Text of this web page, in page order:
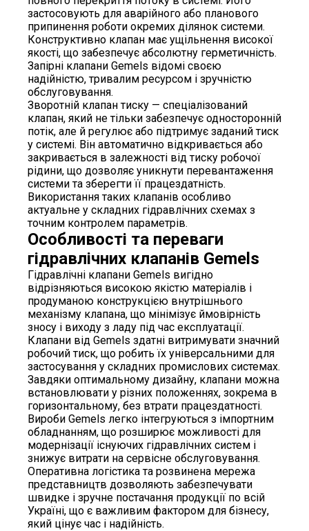
застосовують для аварійного або планового
припинення роботи окремих ділянок системи.
Конструктивно клапан має ущільнення високої
якості, що забезпечує абсолютну герметичність.
Запірні клапани Gemels відомі своєю
надійністю, тривалим ресурсом і зручністю
обслуговування.
Зворотній клапан тиску — спеціалізований
клапан, який не тільки забезпечує односторонній
потік, але й регулює або підтримує заданий тиск
у системі. Він автоматично відкривається або
закривається в залежності від тиску робочої
рідини, що дозволяє уникнути перевантаження
системи та зберегти її працездатність.
Використання таких клапанів особливо
актуальне у складних гідравлічних схемах з
точним контролем параметрів.
Особливості та переваги
гідравлічних клапанів Gemels
Гідравлічні клапани Gemels вигідно
відрізняються високою якістю матеріалів і
продуманою конструкцією внутрішнього
механізму клапана, що мінімізує ймовірність
зносу і виходу з ладу під час експлуатації.
Клапани від Gemels здатні витримувати значний
робочий тиск, що робить їх універсальними для
застосування у складних промислових системах.
Завдяки оптимальному дизайну, клапани можна
встановлювати у різних положеннях, зокрема в
горизонтальному, без втрати працездатності.
Вироби Gemels легко інтегруються з імпортним
обладнанням, що розширює можливості для
модернізації існуючих гідравлічних систем і
знижує витрати на сервісне обслуговування.
Оперативна логістика та розвинена мережа
представництв дозволяють забезпечувати
швидке і зручне постачання продукції по всій
Україні, що є важливим фактором для бізнесу,
який цінує час і надійність.